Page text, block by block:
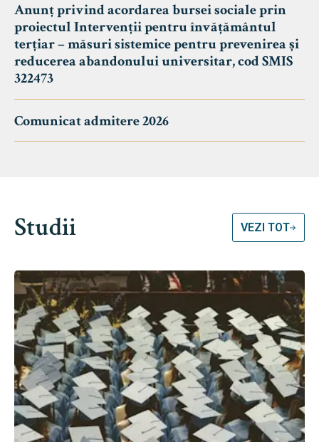
Anunț privind acordarea bursei sociale prin
proiectul Intervenții pentru învățământul
terțiar – măsuri sistemice pentru prevenirea și
reducerea abandonului universitar, cod SMIS
322473
Comunicat admitere 2026
Studii VEZI TOT